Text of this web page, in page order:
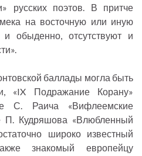
русских поэтов. В притче
на восточную или иную
и обыденно, отсутствуют и
баллады могла быть
«IX Подражание Корану»
С. Раича «Вифлеемские
П. Кудряшова «Влюбленный
широко известный
знакомый европейцу